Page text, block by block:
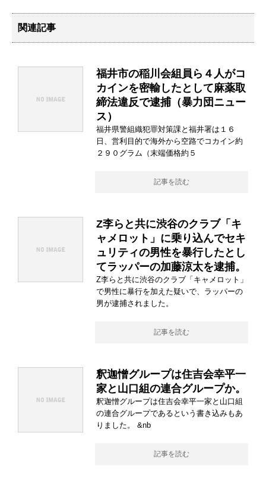
関連記事
福井市の稲川会組員ら４人がコ
カインを密輸したとして麻薬取
締法違反で逮捕（暴力団ニュー
ス）
福井県警組織犯罪対策課と福井署は１６
日、営利目的で海外から空路でコカイン約
２９０グラム（末端価格約５
記事を読む
Z李らと共に渋谷のクラブ「キ
ャメロット」に乗り込んでセキ
ュリティの男性を暴行したとし
てラッパーの加藤涼太を逮捕。
Z李らと共に渋谷のクラブ「キャメロット」
で男性に暴行を加えた疑いで、ラッパーの
男が逮捕されました。
記事を読む
釈迦憎グループは住吉会幸平一
家と山口組の連合グループか。
釈迦憎グループは住吉会幸平一家と山口組
の連合グループであるという書き込みもあ
りました。 &nb
記事を読む